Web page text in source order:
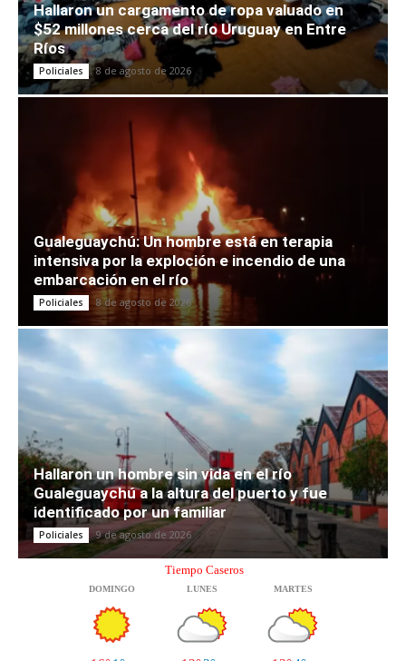
Hallaron un cargamento de ropa valuado en
$52 millones cerca del río Uruguay en Entre
Ríos
Policiales 8 de agosto de 2026
Gualeguaychú: Un hombre está en terapia
intensiva por la exploción e incendio de una
embarcación en el río
Policiales 8 de agosto de 2026
Hallaron un hombre sin vida en el río
Gualeguaychú a la altura del puerto y fue
identificado por un familiar
Policiales 9 de agosto de 2026